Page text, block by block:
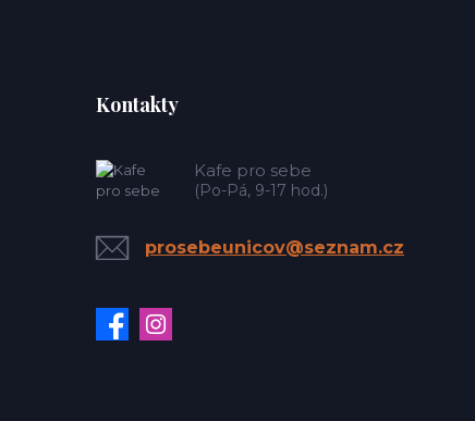
Kontakty
Kafe pro sebe
(Po-Pá, 9-17 hod.)
prosebeunicov@seznam.cz